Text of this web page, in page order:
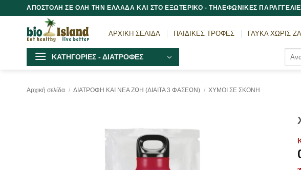
Μετάβαση
στο
περιεχόμενο
ΑΠΟΣΤΟΛΗ ΣΕ ΟΛΗ ΤΗΝ ΕΛΛΑΔΑ ΚΑΙ ΣΤΟ ΕΞΩΤΕΡΙΚΟ - ΤΗΛΕΦΩΝΙΚΕΣ
ΑΡΧΙΚΗ ΣΕΛΙΔΑ ΠΑΙΔΙΚΕΣ ΤΡΟΦΕΣ ΓΛΥΚΑ ΧΩΡΙΣ
ΚΑΤΗΓΟΡΙΕΣ - ΔΙΑΤΡΟΦΕΣ
Αρχική σελίδα / ΔΙΑΤΡΟΦΗ ΚΑΙ ΝΕΑ ΖΩΗ (ΔΙΑΙΤΑ 3 ΦΑΣΕΩΝ) / ΧΥΜΟΙ ΣΕ ΣΚΟΝΗ